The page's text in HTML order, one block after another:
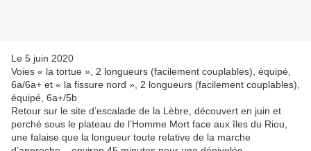
Le 5 juin 2020
Voies « la tortue », 2 longueurs (facilement couplables), équipé,
6a/6a+ et « la fissure nord », 2 longueurs (facilement couplables),
équipé, 6a+/5b
Retour sur le site d’escalade de la Lèbre, découvert en juin et
perché sous le plateau de l’Homme Mort face aux îles du Riou,
une falaise que la longueur toute relative de la marche